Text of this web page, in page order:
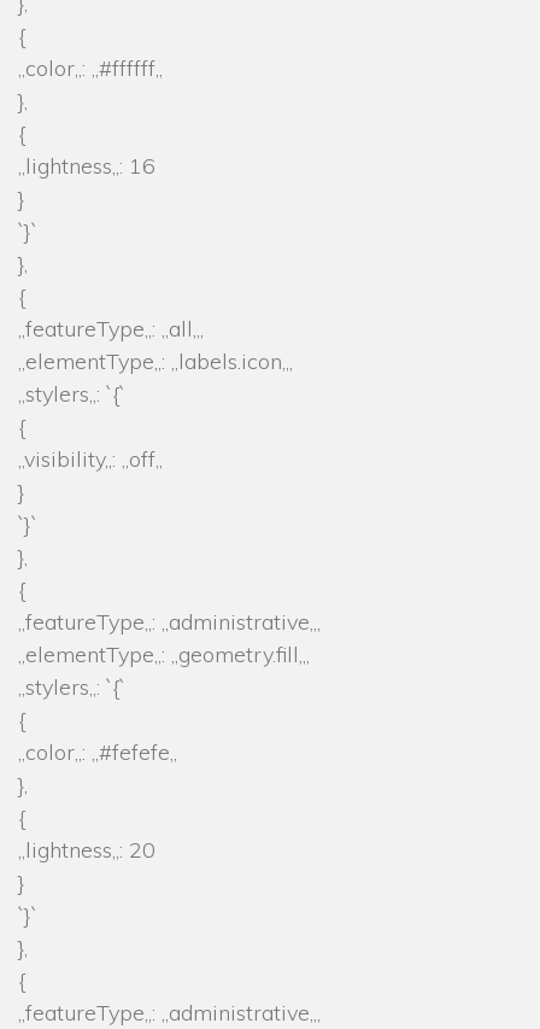
{
„color„: „#ffffff„
},
{
„lightness„: 16
}
`}`
},
{
„featureType„: „all„,
„elementType„: „labels.icon„,
„stylers„: `{`
{
„visibility„: „off„
}
`}`
},
{
„featureType„: „administrative„,
„elementType„: „geometry.fill„,
„stylers„: `{`
{
„color„: „#fefefe„
},
{
„lightness„: 20
}
`}`
},
{
„featureType„: „administrative„,